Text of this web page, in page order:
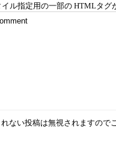
イル指定用の一部の HTMLタグ
ない投稿は無視されますので